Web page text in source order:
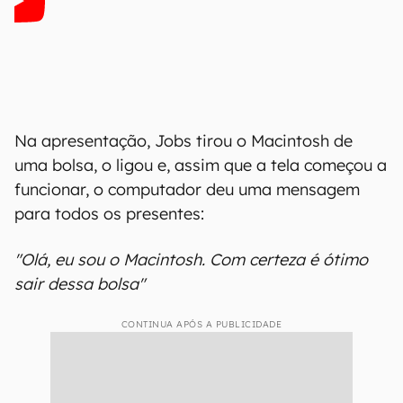
Na apresentação, Jobs tirou o Macintosh de
uma bolsa, o ligou e, assim que a tela começou a
funcionar, o computador deu uma mensagem
para todos os presentes:
"Olá, eu sou o Macintosh. Com certeza é ótimo
sair dessa bolsa"
CONTINUA APÓS A PUBLICIDADE